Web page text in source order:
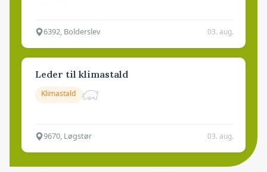
6392, Bolderslev 03. aug.
Leder til klimastald
Klimastald
9670, Løgstør 03. aug.